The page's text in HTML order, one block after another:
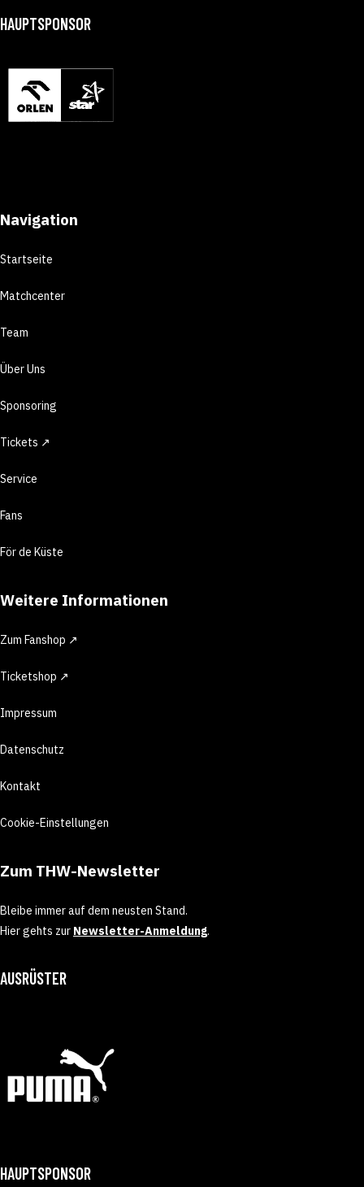
HAUPTSPONSOR
Navigation
Startseite
Matchcenter
Team
Über Uns
Sponsoring
Tickets ↗
Service
Fans
För de Küste
Weitere Informationen
Zum Fanshop ↗
Ticketshop ↗
Impressum
Datenschutz
Kontakt
Cookie-Einstellungen
Zum THW-Newsletter
Bleibe immer auf dem neusten Stand.
Hier gehts zur Newsletter-Anmeldung.
AUSRÜSTER
HAUPTSPONSOR